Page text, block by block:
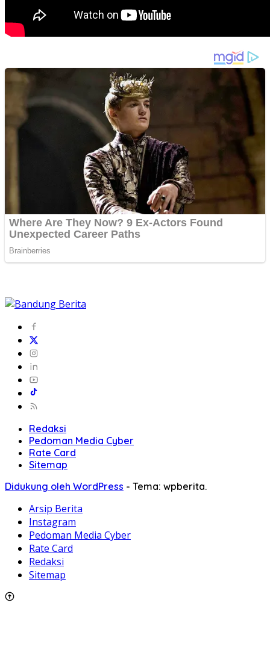
Redaksi
Pedoman Media Cyber
Rate Card
Sitemap
Didukung oleh WordPress - Tema: wpberita.
Arsip Berita
Instagram
Pedoman Media Cyber
Rate Card
Redaksi
Sitemap